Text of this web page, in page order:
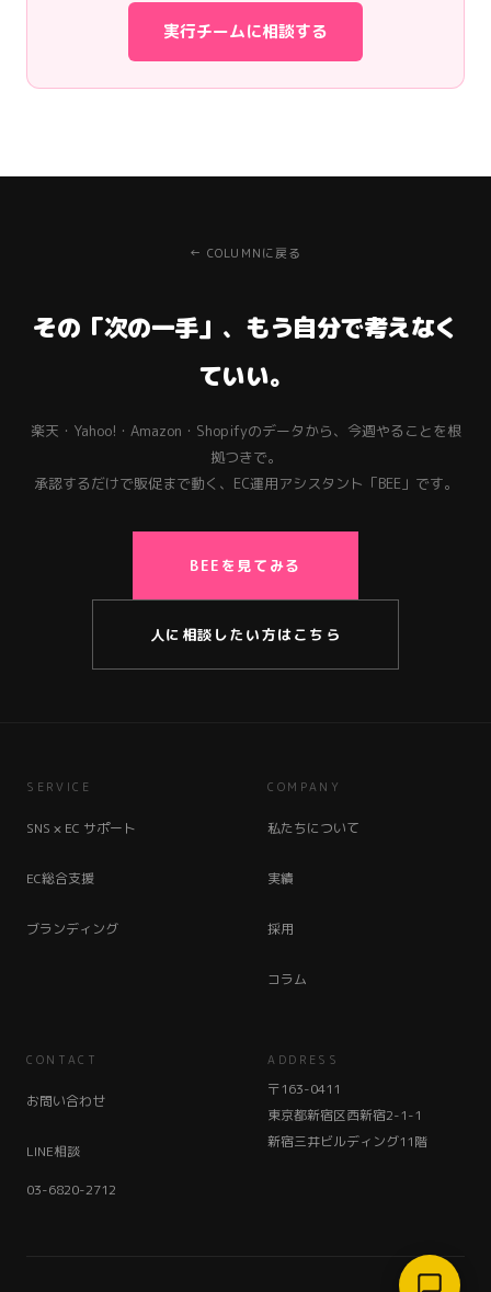
実行チームに相談する
← COLUMNに戻る
その「次の一手」、もう自分で考えなく
ていい。
楽天・Yahoo!・Amazon・Shopifyのデータから、今週やることを根
拠つきで。
承認するだけで販促まで動く、EC運用アシスタント「BEE」です。
BEEを見てみる
人に相談したい方はこちら
SERVICE
SNS × EC サポート
EC総合支援
ブランディング
COMPANY
私たちについて
実績
採用
コラム
CONTACT
お問い合わせ
LINE相談
03-6820-2712
ADDRESS
〒163-0411
東京都新宿区西新宿2-1-1
新宿三井ビルディング11階